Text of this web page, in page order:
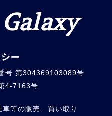
ー
号 第304369103089号
4-7163号
等の販売、買い取り